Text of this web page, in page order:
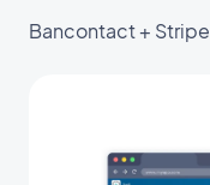
Bancontact + Stripe